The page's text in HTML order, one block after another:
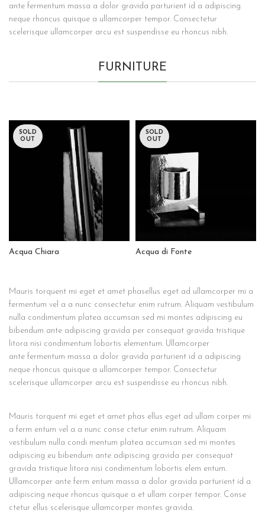
ante fermentum massa a dolor gravida parturient id a adipiscing
neque rhoncus quisque a ullamcorper tempor. Consectetur
scelerisque ullamcorper arcu est suspendisse eu rhoncus nibh.
FURNITURE
SOLD
OUT
Acqua Chiara
SOLD
OUT
Acqua di Fonte
Mauris torquent mi eget et amet phasellus eget ad ullamcorper mi a
fermentum vel a a nunc consectetur enim rutrum. Aliquam vestibulum
nulla condimentum platea accumsan sed mi montes adipiscing eu
bibendum ante adipiscing gravida per consequat gravida tristique
litora nisi condimentum lobortis elementum. Ullamcorper
ante fermentum massa a dolor gravida parturient id a adipiscing
neque rhoncus quisque a ullamcorper tempor. Consectetur
scelerisque ullamcorper arcu est suspendisse eu rhoncus nibh.
Mauris torquent mi eget et amet phas ellus eget ad ullam corper mi
a ferm entum vel a a nunc conse ctetur enim rutrum. Aliquam
vestibulum nulla condi mentum platea accumsan sed mi montes
adipiscing eu bibendum ante adipiscing gravida per consequat
gravida tristique litora nisi condimentum lobortis elem entum.
Ullamcorper ante ferm entum massa a dolor gravida parturient id a
adipiscing neque rhoncus quisque a et ullam corper tempor. Conse
ctetur ellus scelerisque ullamcorper montes gravida.